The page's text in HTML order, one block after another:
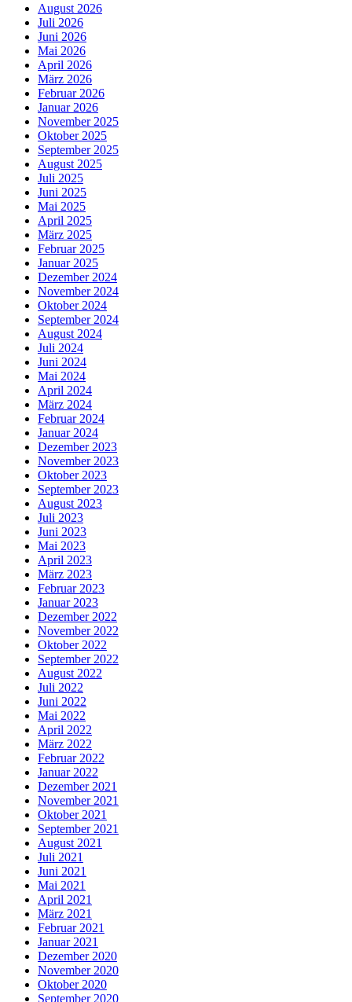
August 2026
Juli 2026
Juni 2026
Mai 2026
April 2026
März 2026
Februar 2026
Januar 2026
November 2025
Oktober 2025
September 2025
August 2025
Juli 2025
Juni 2025
Mai 2025
April 2025
März 2025
Februar 2025
Januar 2025
Dezember 2024
November 2024
Oktober 2024
September 2024
August 2024
Juli 2024
Juni 2024
Mai 2024
April 2024
März 2024
Februar 2024
Januar 2024
Dezember 2023
November 2023
Oktober 2023
September 2023
August 2023
Juli 2023
Juni 2023
Mai 2023
April 2023
März 2023
Februar 2023
Januar 2023
Dezember 2022
November 2022
Oktober 2022
September 2022
August 2022
Juli 2022
Juni 2022
Mai 2022
April 2022
März 2022
Februar 2022
Januar 2022
Dezember 2021
November 2021
Oktober 2021
September 2021
August 2021
Juli 2021
Juni 2021
Mai 2021
April 2021
März 2021
Februar 2021
Januar 2021
Dezember 2020
November 2020
Oktober 2020
September 2020